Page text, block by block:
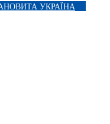
УКРАЇНА